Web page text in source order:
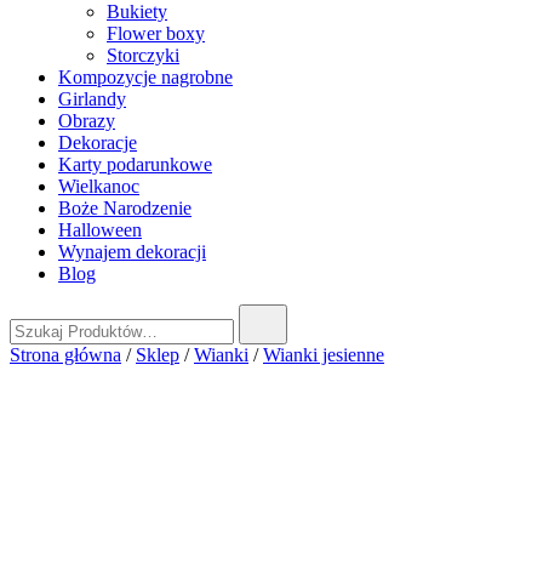
Bukiety
Flower boxy
Storczyki
Kompozycje nagrobne
Girlandy
Obrazy
Dekoracje
Karty podarunkowe
Wielkanoc
Boże Narodzenie
Halloween
Wynajem dekoracji
Blog
Strona główna / Sklep /Wianki /Wianki jesienne